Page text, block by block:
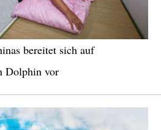
bereitet sich auf
Dolphin vor